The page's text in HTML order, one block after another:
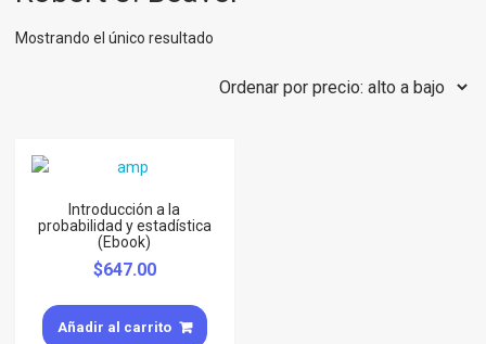
Mostrando el único resultado
Introducción a la
probabilidad y estadística
(Ebook)
$647.00
Añadir al carrito